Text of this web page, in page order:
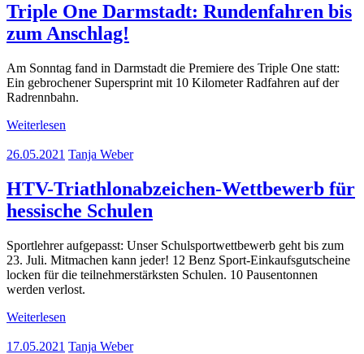
Triple One Darmstadt: Rundenfahren bis
zum Anschlag!
Am Sonntag fand in Darmstadt die Premiere des Triple One statt:
Ein gebrochener Supersprint mit 10 Kilometer Radfahren auf der
Radrennbahn.
Weiterlesen
26.05.2021 Tanja Weber
HTV-Triathlonabzeichen-Wettbewerb für
hessische Schulen
Sportlehrer aufgepasst: Unser Schulsportwettbewerb geht bis zum
23. Juli. Mitmachen kann jeder! 12 Benz Sport-Einkaufsgutscheine
locken für die teilnehmerstärksten Schulen. 10 Pausentonnen
werden verlost.
Weiterlesen
17.05.2021 Tanja Weber